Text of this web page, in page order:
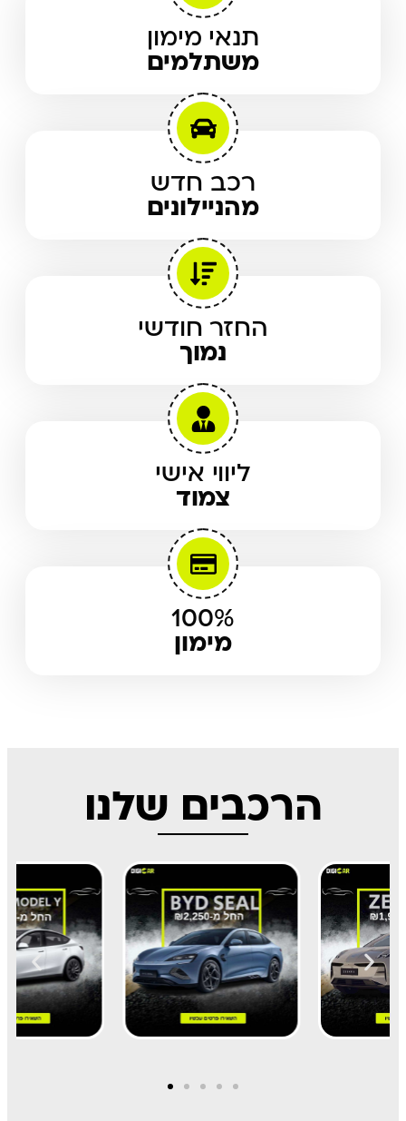
תנאי מימון
משתלמים
רכב חדש
מהניילונים
החזר חודשי
נמוך
ליווי אישי
צמוד
100%
מימון
הרכבים שלנו